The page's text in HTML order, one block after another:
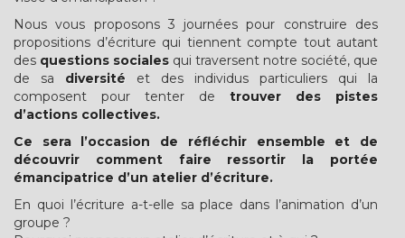
Nous vous proposons 3 journées pour construire des
propositions d’écriture qui tiennent compte tout autant
des questions sociales qui traversent notre société, que
de sa diversité et des individus particuliers qui la
composent pour tenter de trouver des pistes
d’actions collectives.
Ce sera l’occasion de réfléchir ensemble et de
découvrir comment faire ressortir la portée
émancipatrice d’un atelier d’écriture.
En quoi l’écriture a-t-elle sa place dans l’animation d’un
groupe ?